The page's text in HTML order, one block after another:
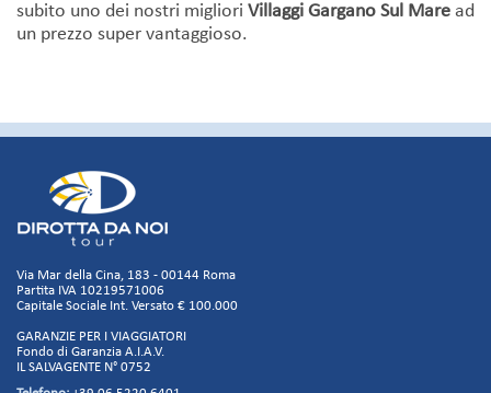
subito uno dei nostri migliori Villaggi Gargano Sul Mare ad
un prezzo super vantaggioso.
Via Mar della Cina, 183 - 00144 Roma
Partita IVA 10219571006
Capitale Sociale Int. Versato € 100.000
GARANZIE PER I VIAGGIATORI
Fondo di Garanzia A.I.A.V.
IL SALVAGENTE N° 0752